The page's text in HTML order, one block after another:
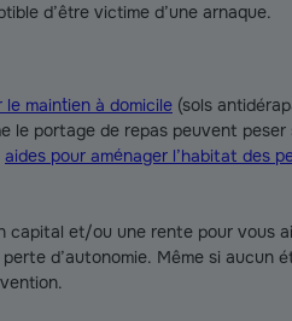
d’être victime d’une arnaque.
le maintien à domicile (sols
le portage de repas peuvent
aides pour aménager l’habitat des
capital et/ou une rente pour vous
d’autonomie. Même si aucun